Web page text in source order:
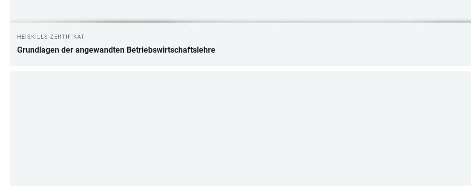
HEISKILLS ZERTIFIKAT
Grundlagen der angewandten Betriebswirtschaftslehre